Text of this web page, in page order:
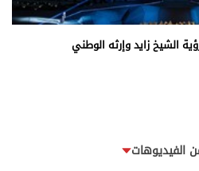
الشيخ زايد وإرثه الوطني
الفيديوهات